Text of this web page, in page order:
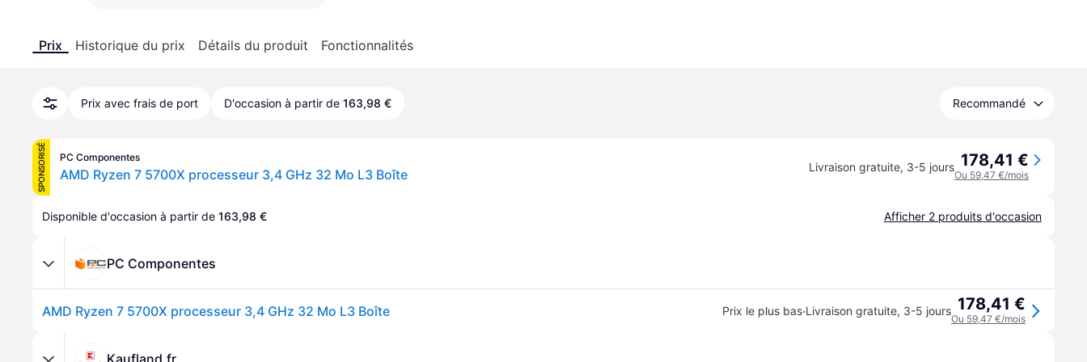
Prix Historique du prix Détails du produit Fonctionnalités
Prix avec frais de port D'occasion à partir de 163,98 € Recommandé
SPONSORISÉ PC Componentes
AMD Ryzen 7 5700X processeur 3,4 GHz 32 Mo L3 Boîte Livraison gratuite, 3-5 jours 178,41 €
Ou 59,47 €/mois
Disponible d'occasion à partir de 163,98 € Afficher 2 produits d'occasion
PC Componentes
AMD Ryzen 7 5700X processeur 3,4 GHz 32 Mo L3 Boîte Prix le plus bas·Livraison gratuite, 3-5 jours 178,41 €
Ou 59,47 €/mois
Kaufland.fr